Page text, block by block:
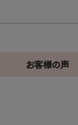
お客様の声